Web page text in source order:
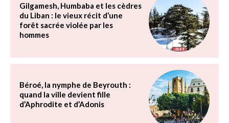
Gilgamesh, Humbaba et les cèdres
du Liban : le vieux récit d’une
forêt sacrée violée par les
hommes
Béroé, la nymphe de Beyrouth :
quand la ville devient fille
d’Aphrodite et d’Adonis